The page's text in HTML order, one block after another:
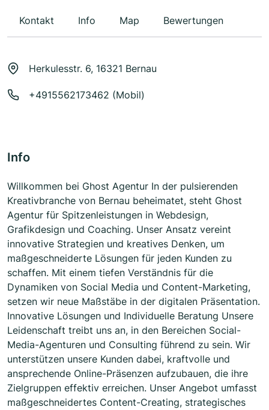
Kontakt Info Map Bewertungen
Herkulesstr. 6, 16321 Bernau
+4915562173462 (Mobil)
Info
Willkommen bei Ghost Agentur In der pulsierenden
Kreativbranche von Bernau beheimatet, steht Ghost
Agentur für Spitzenleistungen in Webdesign,
Grafikdesign und Coaching. Unser Ansatz vereint
innovative Strategien und kreatives Denken, um
maßgeschneiderte Lösungen für jeden Kunden zu
schaffen. Mit einem tiefen Verständnis für die
Dynamiken von Social Media und Content-Marketing,
setzen wir neue Maßstäbe in der digitalen Präsentation.
Innovative Lösungen und Individuelle Beratung Unsere
Leidenschaft treibt uns an, in den Bereichen Social-
Media-Agenturen und Consulting führend zu sein. Wir
unterstützen unsere Kunden dabei, kraftvolle und
ansprechende Online-Präsenzen aufzubauen, die ihre
Zielgruppen effektiv erreichen. Unser Angebot umfasst
maßgeschneidertes Content-Creating, strategisches